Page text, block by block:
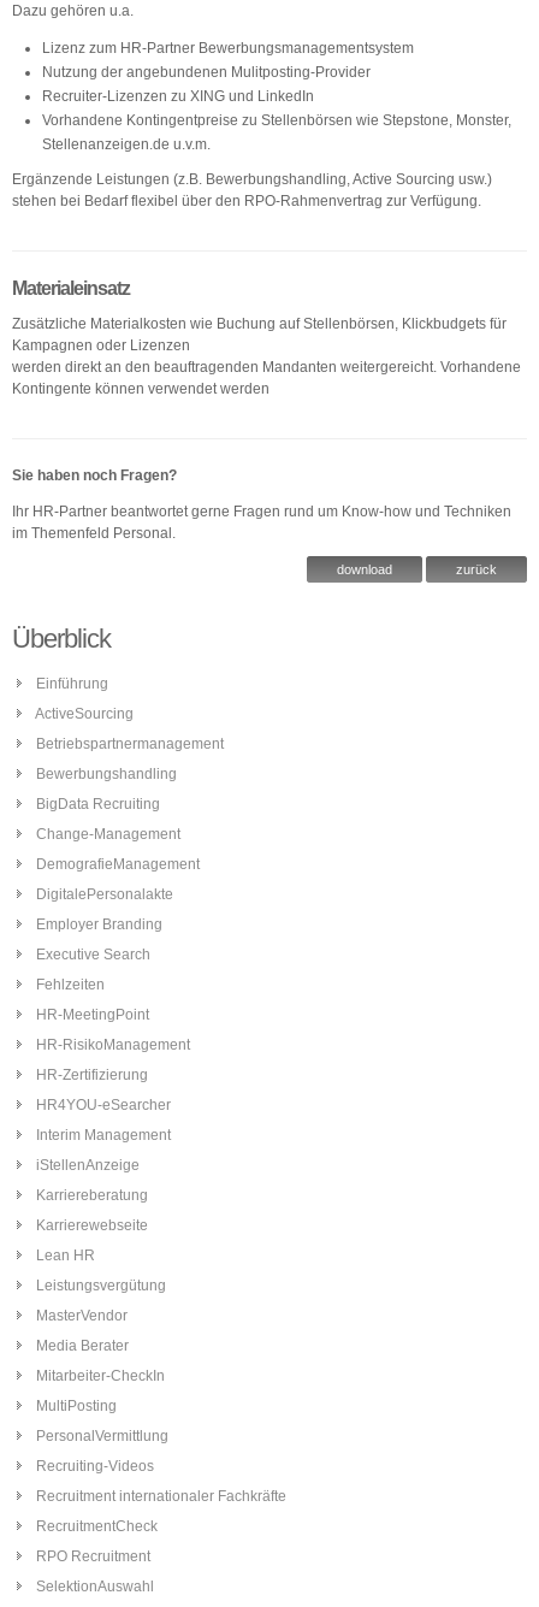
Dazu gehören u.a.
Lizenz zum HR-Partner Bewerbungsmanagementsystem
Nutzung der angebundenen Mulitposting-Provider
Recruiter-Lizenzen zu XING und LinkedIn
Vorhandene Kontingentpreise zu Stellenbörsen wie Stepstone, Monster,
Stellenanzeigen.de u.v.m.
Ergänzende Leistungen (z.B. Bewerbungshandling, Active Sourcing usw.)
stehen bei Bedarf flexibel über den RPO-Rahmenvertrag zur Verfügung.
Materialeinsatz
Zusätzliche Materialkosten wie Buchung auf Stellenbörsen, Klickbudgets für
Kampagnen oder Lizenzen
werden direkt an den beauftragenden Mandanten weitergereicht. Vorhandene
Kontingente können verwendet werden
Sie haben noch Fragen?
Ihr HR-Partner beantwortet gerne Fragen rund um Know-how und Techniken
im Themenfeld Personal.
download zurück
Überblick
Einführung
ActiveSourcing
Betriebspartnermanagement
Bewerbungshandling
BigData Recruiting
Change-Management
DemografieManagement
DigitalePersonalakte
Employer Branding
Executive Search
Fehlzeiten
HR-MeetingPoint
HR-RisikoManagement
HR-Zertifizierung
HR4YOU-eSearcher
Interim Management
iStellenAnzeige
Karriereberatung
Karrierewebseite
Lean HR
Leistungsvergütung
MasterVendor
Media Berater
Mitarbeiter-CheckIn
MultiPosting
PersonalVermittlung
Recruiting-Videos
Recruitment internationaler Fachkräfte
RecruitmentCheck
RPO Recruitment
SelektionAuswahl